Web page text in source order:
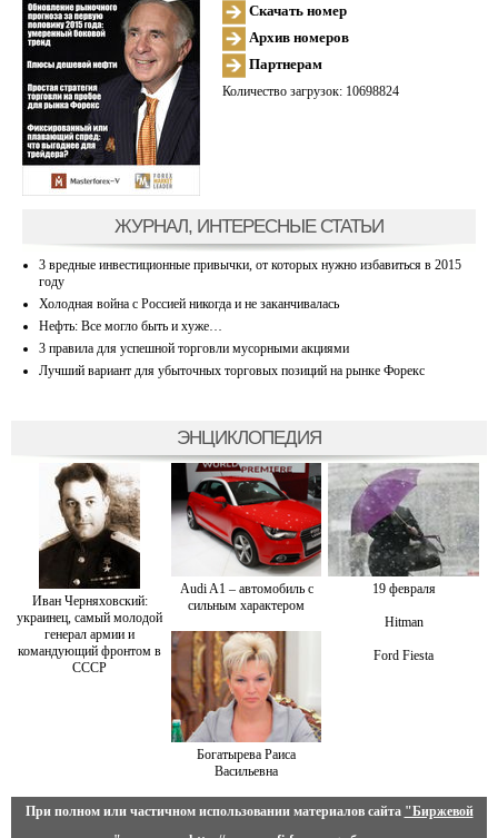
Скачать номер
Архив номеров
Партнерам
Количество загрузок: 10698824
ЖУРНАЛ, ИНТЕРЕСНЫЕ СТАТЬИ
3 вредные инвестиционные привычки, от которых нужно избавиться в 2015
году
Холодная война с Россией никогда и не заканчивалась
Нефть: Все могло быть и хуже…
3 правила для успешной торговли мусорными акциями
Лучший вариант для убыточных торговых позиций на рынке Форекс
ЭНЦИКЛОПЕДИЯ
Иван Черняховский:
украинец, самый молодой
генерал армии и
командующий фронтом в
СССР
Audi A1 – автомобиль с
сильным характером
19 февраля
Hitman
Богатырева Раиса
Васильевна
Ford Fiesta
При полном или частичном использовании материалов сайта "Биржевой